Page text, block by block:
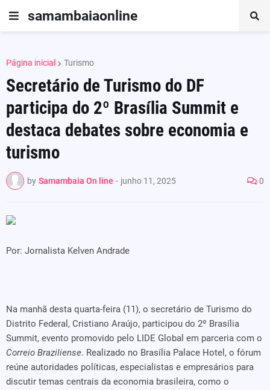
samambaiaonline
Página inicial Turismo
Secretário de Turismo do DF
participa do 2º Brasília Summit e
destaca debates sobre economia e
turismo
by Samambaia On line - junho 11, 2025 0
Por: Jornalista Kelven Andrade
Na manhã desta quarta-feira (11), o secretário de Turismo do
Distrito Federal, Cristiano Araújo, participou do 2º Brasília
Summit, evento promovido pelo LIDE Global em parceria com o
Correio Braziliense. Realizado no Brasília Palace Hotel, o fórum
reúne autoridades políticas, especialistas e empresários para
discutir temas centrais da economia brasileira, como o